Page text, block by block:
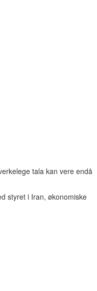
tala kan vere endå
styret i Iran, økonomiske